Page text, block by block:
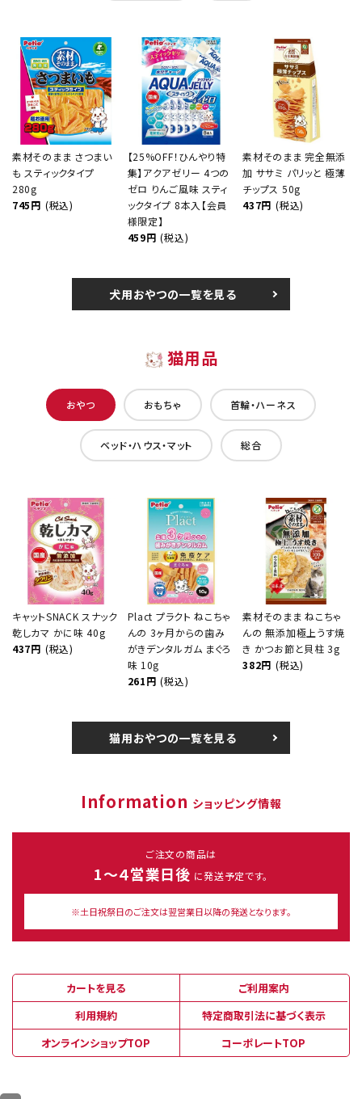
素材そのまま さつまい
も スティックタイプ
280g
745円 (税込)
【25%OFF！ひんやり特
集】アクアゼリー 4つの
ゼロ りんご風味 スティ
ックタイプ 8本入【会員
様限定】
459円 (税込)
素材そのまま 完全無添
加 ササミ パリッと 極薄
チップス 50g
437円 (税込)
犬用おやつの一覧を見る
猫用品
おやつ おもちゃ 首輪・ハーネス
ベッド・ハウス・マット 総合
キャットSNACK スナック
乾しカマ かに味 40g
437円 (税込)
Plact プラクト ねこちゃ
んの 3ヶ月からの歯み
がきデンタルガム まぐろ
味 10g
261円 (税込)
素材そのまま ねこちゃ
んの 無添加極上うす焼
き かつお節と貝柱 3g
382円 (税込)
猫用おやつの一覧を見る
Information ショッピング情報
ご注文の商品は
1～４営業日後 に発送予定です。
※土日祝祭日のご注文は翌営業日以降の発送となります。
カートを見る
ご利用案内
利用規約
特定商取引法に基づく表示
オンラインショップTOP
コーポレートTOP